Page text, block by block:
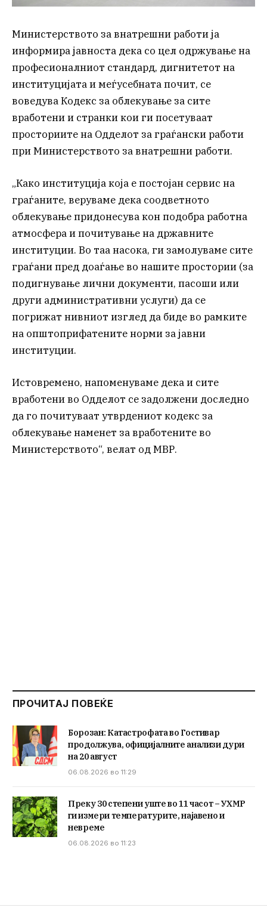
Министерството за внатрешни работи ја
информира јавноста дека со цел одржување на
професионалниот стандард, дигнитетот на
институцијата и меѓусебната почит, се
воведува Кодекс за облекување за сите
вработени и странки кои ги посетуваат
просториите на Одделот за граѓански работи
при Министерството за внатрешни работи.
„Како институција која е постојан сервис на
граѓаните, веруваме дека соодветното
облекување придонесува кон подобра работна
атмосфера и почитување на државните
институции. Во таа насока, ги замолуваме сите
граѓани пред доаѓање во нашите простории (за
подигнување лични документи, пасоши или
други административни услуги) да се
погрижат нивниот изглед да биде во рамките
на општоприфатените норми за јавни
институции.
Истовремено, напоменуваме дека и сите
вработени во Одделот се задолжени доследно
да го почитуваат утврдениот кодекс за
облекување наменет за вработените во
Министерството“, велат од МВР.
ПРОЧИТАЈ ПОВЕЌЕ
Борозан: Катастрофата во Гостивар
продолжува, официјалните анализи дури
на 20 август
06.08.2026 во 11:29
Преку 30 степени уште во 11 часот – УХМР
ги измери температурите, најавено и
невреме
06.08.2026 во 11:23